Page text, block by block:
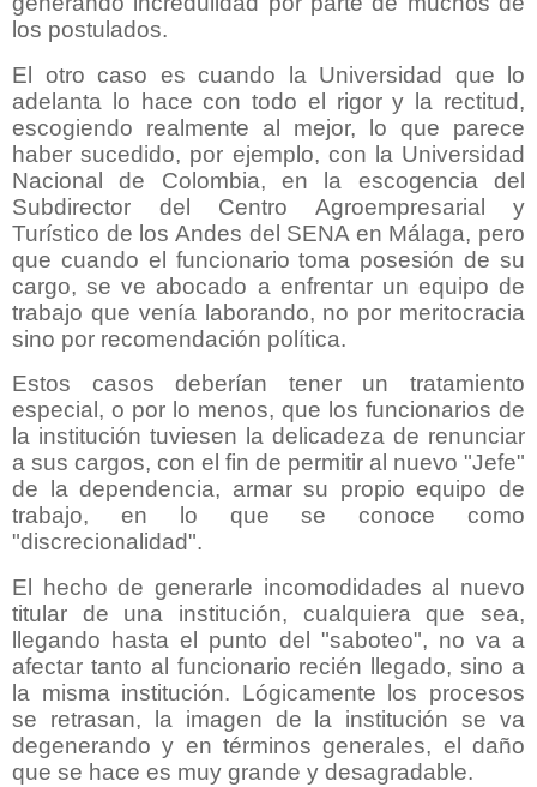
los postulados.
El otro caso es cuando la Universidad que lo
adelanta lo hace con todo el rigor y la rectitud,
escogiendo realmente al mejor, lo que parece
haber sucedido, por ejemplo, con la Universidad
Nacional de Colombia, en la escogencia del
Subdirector del Centro Agroempresarial y
Turístico de los Andes del SENA en Málaga, pero
que cuando el funcionario toma posesión de su
cargo, se ve abocado a enfrentar un equipo de
trabajo que venía laborando, no por meritocracia
sino por recomendación política.
Estos casos deberían tener un tratamiento
especial, o por lo menos, que los funcionarios de
la institución tuviesen la delicadeza de renunciar
a sus cargos, con el fin de permitir al nuevo "Jefe"
de la dependencia, armar su propio equipo de
trabajo, en lo que se conoce como
"discrecionalidad".
El hecho de generarle incomodidades al nuevo
titular de una institución, cualquiera que sea,
llegando hasta el punto del "saboteo", no va a
afectar tanto al funcionario recién llegado, sino a
la misma institución. Lógicamente los procesos
se retrasan, la imagen de la institución se va
degenerando y en términos generales, el daño
que se hace es muy grande y desagradable.